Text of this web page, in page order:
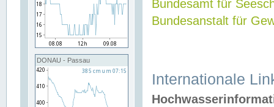
DONAU - Passau
Bundesamt für
Bundesanstalt für
Internationale